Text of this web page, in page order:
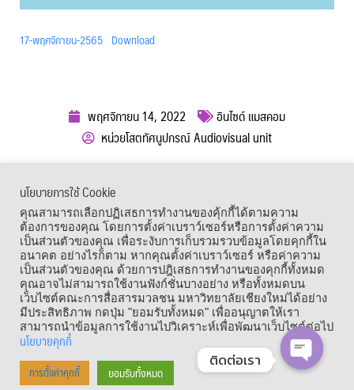
17-พฤศจิกายน-2565 Download
พฤศจิกายน 14, 2022
อินไซด์ แมสคอม
หน่วยโสตทัศนูปกรณ์ Audiovisual unit
เมนูลัด
Copyright © 1964 – 2021 Faculty of Mass Communication, Chiang Mai
นโยบายการใช้ Cookie
คุณสามารถเลือกปฏิเสธการทำงานของคุ้กกี้ได้ตามความ
ต้องการของคุณ โดยการตั้งค่าเบราว์เซอร์หรือการตั้งค่าความ
เป็นส่วนตัวของคุณ เพื่อระงับการเก็บรวมรวบข้อมูลโดยคุกกี้ใน
อนาคต อย่างไรก็ตาม หากคุณตั้งค่าเบราว์เซอร์ หรือค่าความ
เป็นส่วนตัวของคุณ ด้วยการปฎิเสธการทำงานของคุกกี้ทั้งหมด
คุณอาจไม่สามารถใช้งานฟังก์ชั่นบางอย่าง หรือทั้งหมดบน
เว็บไซต์คณะการสื่อสารมวลชน มหาวิทยาลัยเชียงใหม่ได้อย่าง
มีประสิทธิภาพ กดปุ่ม "ยอมรับทั้งหมด" เพื่ออนุญาตให้เรา
สามารถนำข้อมูลการใช้งานไปวิเคราะห์เพื่อพัฒนาเว็บไซต์ต่อไป
นโยบายคุกกี้
การตั้งค่าคุกกี้ ยอมรับทั้งหมด
ติดต่อเรา
OPEN